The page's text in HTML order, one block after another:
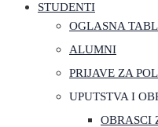
STUDENTI
OGLASNA
ALUMNI
PRIJAVE ZA
UPUTSTVA I
OBRASCI